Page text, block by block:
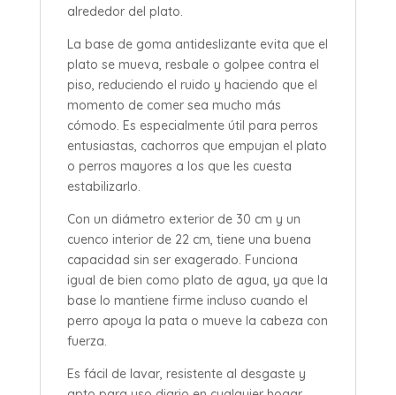
alrededor del plato.
La base de goma antideslizante evita que el
plato se mueva, resbale o golpee contra el
piso, reduciendo el ruido y haciendo que el
momento de comer sea mucho más
cómodo. Es especialmente útil para perros
entusiastas, cachorros que empujan el plato
o perros mayores a los que les cuesta
estabilizarlo.
Con un diámetro exterior de 30 cm y un
cuenco interior de 22 cm, tiene una buena
capacidad sin ser exagerado. Funciona
igual de bien como plato de agua, ya que la
base lo mantiene firme incluso cuando el
perro apoya la pata o mueve la cabeza con
fuerza.
Es fácil de lavar, resistente al desgaste y